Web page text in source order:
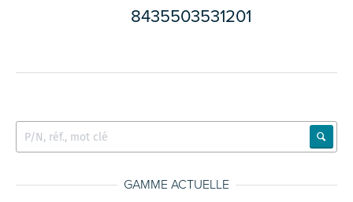
8435503531201
GAMME ACTUELLE